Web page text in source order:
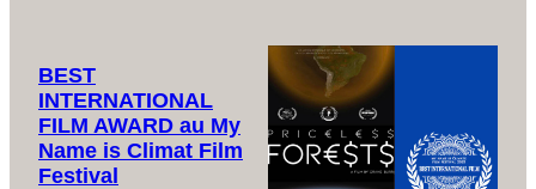
BEST
INTERNATIONAL
FILM AWARD au My
Name is Climat Film
Festival